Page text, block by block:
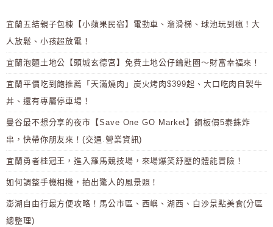
宜蘭五結親子包棟【小蘋果民宿】電動車、溜滑梯、球池玩到瘋！大
人放鬆、小孩超放電！
宜蘭泡麵土地公【頭城玄德宮】免費土地公仔鑰匙圈～財富幸福來！
宜蘭平價吃到飽推薦「天滿燒肉」炭火烤肉$399起、大口吃肉自製牛
丼、還有專屬停車場！
曼谷最不想分享的夜市【Save One GO Market】銅板價5泰銖炸
串，快帶你朋友來！(交通.營業資訊)
宜蘭勇者桂冠王，進入羅馬競技場，來場爆笑舒壓的體能冒險！
如何調整手機相機，拍出驚人的風景照！
澎湖自由行最方便攻略！馬公市區、西嶼、湖西、白沙景點美食(分區
總整理)